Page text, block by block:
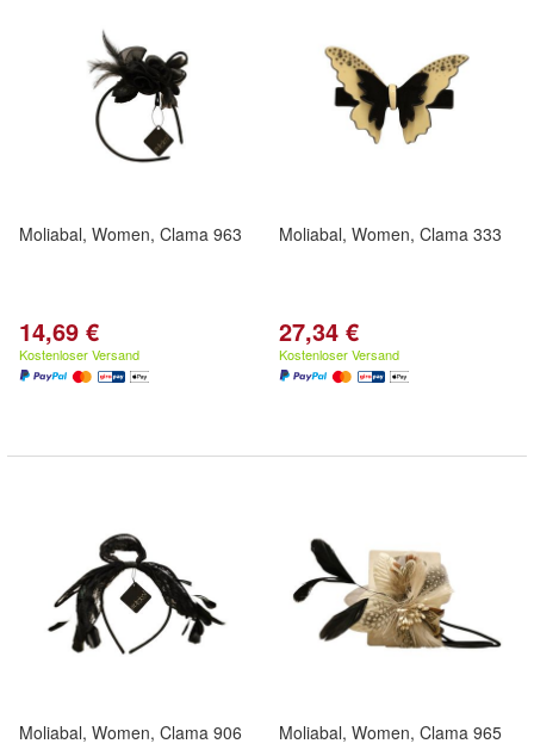
Moliabal, Women, Clama 963
14,69 €
Kostenloser Versand
Moliabal, Women, Clama 333
27,34 €
Kostenloser Versand
Moliabal, Women, Clama 906 Moliabal, Women, Clama 965